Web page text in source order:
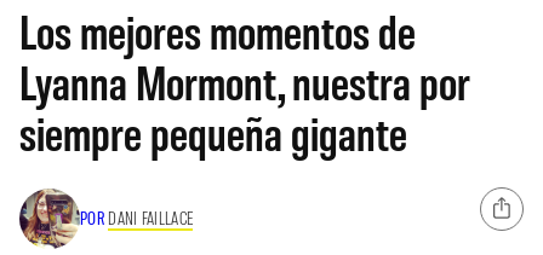
Los mejores momentos de
Lyanna Mormont, nuestra por
siempre pequeña gigante
POR DANI FAILLACE